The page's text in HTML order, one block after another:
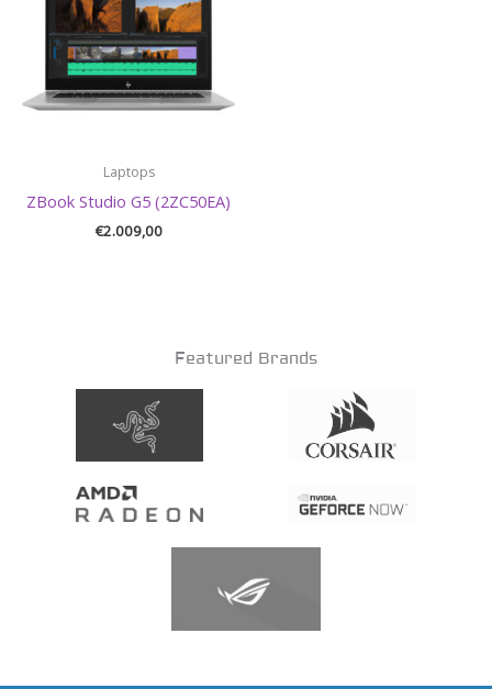
Laptops
ZBook Studio G5 (2ZC50EA)
€2.009,00
Featured Brands